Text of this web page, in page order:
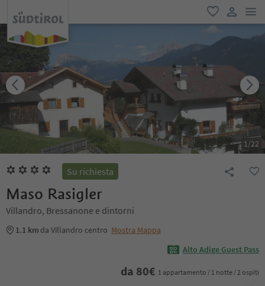
favoriti
user link
1/22
Su richiesta
Maso Rasigler
Villandro, Bressanone e dintorni
1.1 km da Villandro centro Mostra Mappa
Alto Adige Guest Pass
da 80€ 1 appartamento / 1 notte / 2 ospiti